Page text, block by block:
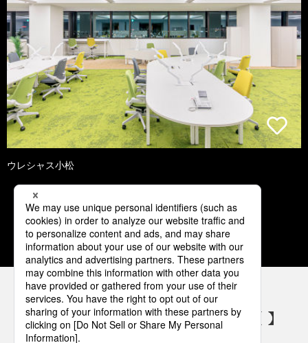
ウレシャス小松
1 2 3 4 5
パナソニックの電気設備 SNSアカウント